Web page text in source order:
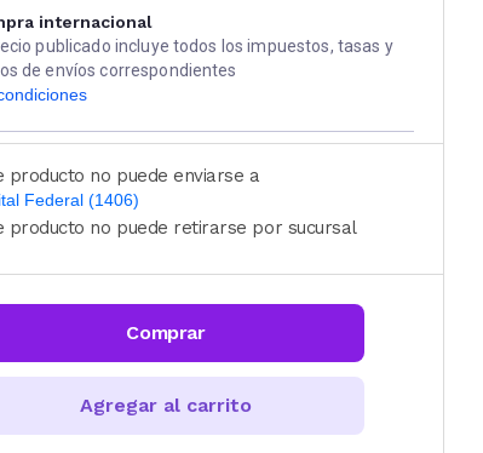
internacional
publicado incluye todos los impuestos, tasas y
de envíos correspondientes
producto no puede enviarse a
Federal (1406)
código postal (sólo números)
CALCULAR
producto no puede retirarse por sucursal
Comprar
Agregar al carrito